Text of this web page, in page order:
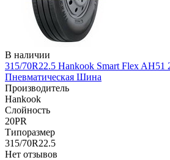
В наличии
315/70R22.5 Hankook Smart Flex AH51
Пневматическая Шина
Производитель
Hankook
Слойность
20PR
Типоразмер
315/70R22.5
Нет отзывов